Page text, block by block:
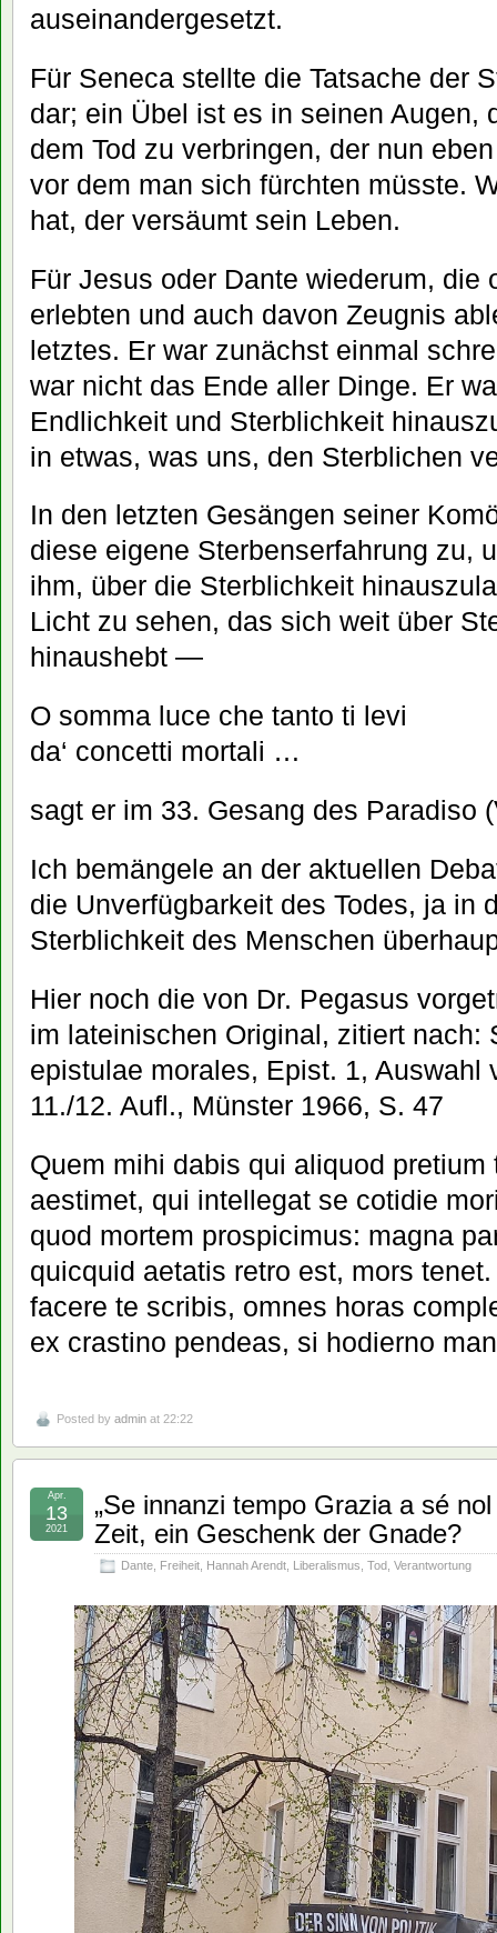
auseinandergesetzt.
Für Seneca stellte die Tatsache der
dar; ein Übel ist es in seinen Augen,
dem Tod zu verbringen, der nun
vor dem man sich fürchten müsste.
hat, der versäumt sein Leben.
Für Jesus oder Dante wiederum, die
erlebten und auch davon Zeugnis
letztes. Er war zunächst einmal
war nicht das Ende aller Dinge. Er
Endlichkeit und Sterblichkeit
in etwas, was uns, den Sterblichen
In den letzten Gesängen seiner
diese eigene Sterbenserfahrung zu,
ihm, über die Sterblichkeit
Licht zu sehen, das sich weit über
hinaushebt —
O somma luce che tanto ti levi
da‘ concetti mortali …
sagt er im 33. Gesang des Paradiso
Ich bemängele an der aktuellen
die Unverfügbarkeit des Todes, ja in
Sterblichkeit des Menschen
Hier noch die von Dr. Pegasus
im lateinischen Original, zitiert nach:
epistulae morales, Epist. 1, Auswahl
11./12. Aufl., Münster 1966, S. 47
Quem mihi dabis qui aliquod
aestimet, qui intellegat se cotidie
quod mortem prospicimus: magna
quicquid aetatis retro est, mors
facere te scribis, omnes horas
ex crastino pendeas, si hodierno
Posted by admin at 22:22
„Se innanzi tempo Grazia a sé
Zeit, ein Geschenk der Gnade?
Dante Freiheit Hannah Arendt Liberalismus Tod Verantwortung
Apr.
13
2021